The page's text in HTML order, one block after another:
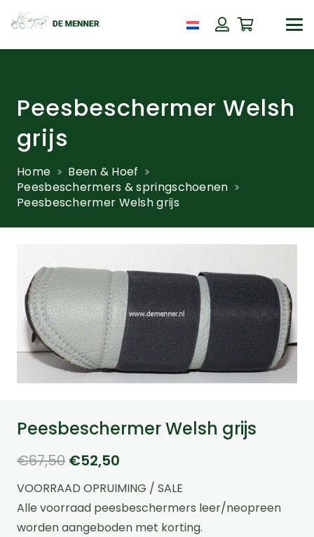
Peesbeschermer Welsh
grijs
Home
Been & Hoef
Peesbeschermers & springschoenen
Peesbeschermer Welsh grijs
Peesbeschermer Welsh grijs
€67,50 Oorspronkelijke
prijs
was:
€67,50.
€52,50
prijs
is:
€52,50.
VOORRAAD OPRUIMING / SALE
Alle voorraad peesbeschermers leer/neopreen
worden aangeboden met korting.